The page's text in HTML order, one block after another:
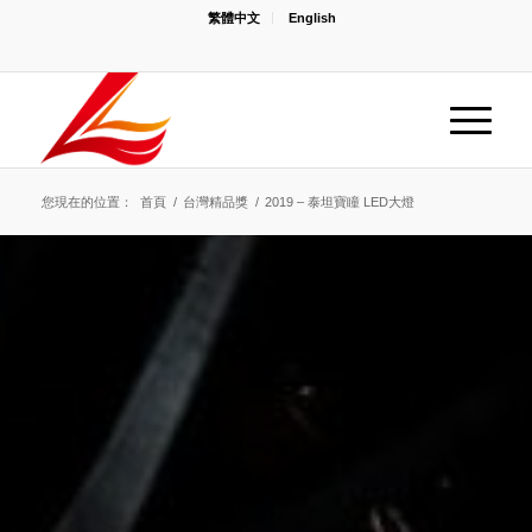
繁體中文 English
您現在的位置： 首頁 / 台灣精品獎 / 2019 – 泰坦寶瞳 LED大燈